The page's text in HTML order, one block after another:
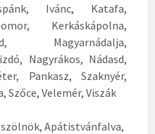
Ivánc, Katafa,
Kerkáskápolna,
Magyarnádalja,
Nagyrákos, Nádasd,
Pankasz, Szaknyér,
Szőce, Velemér, Viszák
Apátistvánfalva,